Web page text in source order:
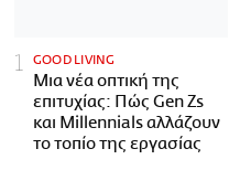
GOOD LIVING
Μια νέα οπτική της
επιτυχίας: Πώς Gen Zs
και Millennials αλλάζουν
το τοπίο της εργασίας